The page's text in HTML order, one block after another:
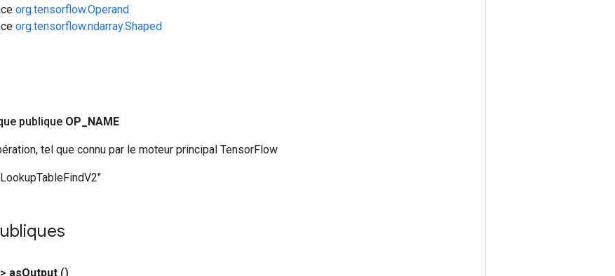
org.tensorflow.Operand
org.tensorflow.ndarray.Shaped
publique OP NAME
tel que connu par le moteur principal TensorFlow
asOutput ()